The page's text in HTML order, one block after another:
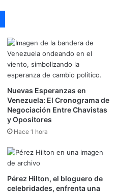
Nuevas Esperanzas en
Venezuela: El Cronograma de
Negociación Entre Chavistas
y Opositores
Hace 1 hora
Pérez Hilton, el bloguero de
celebridades, enfrenta una